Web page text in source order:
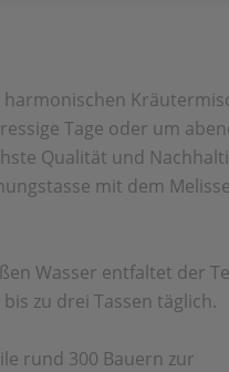
harmonischen
Tage oder um
Qualität und
mit dem
Wasser entfaltet der
zu drei Tassen täglich.
rund 300 Bauern zur